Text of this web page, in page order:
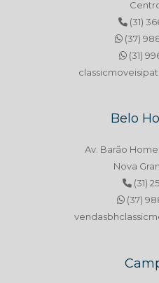
(31)
(37)
(31)
Belo
Av. Barão
Nova
(31)
(37)